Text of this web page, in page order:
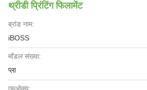
थ्रीडी प्रिंटिंग फिलामेंट
ब्रांड नाम:
iBOSS
मॉडल संख्या:
प्ला